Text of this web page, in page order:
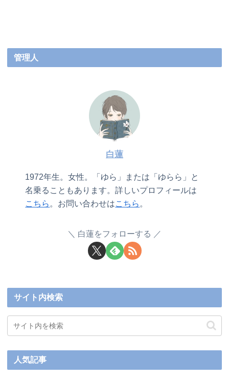
管理人
白蓮
1972年生。女性。「ゆら」または「ゆらら」と
名乗ることもあります。詳しいプロフィールは
こちら。お問い合わせはこちら。
白蓮をフォローする
サイト内検索
人気記事